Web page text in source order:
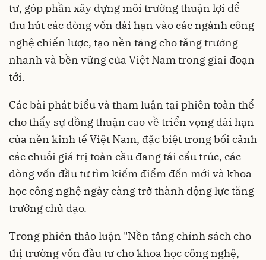
tư, góp phần xây dựng môi trường thuận lợi để
thu hút các dòng vốn dài hạn vào các ngành công
nghệ chiến lược, tạo nền tảng cho tăng trưởng
nhanh và bền vững của Việt Nam trong giai đoạn
tới.
Các bài phát biểu và tham luận tại phiên toàn thể
cho thấy sự đồng thuận cao về triển vọng dài hạn
của nền kinh tế Việt Nam, đặc biệt trong bối cảnh
các chuỗi giá trị toàn cầu đang tái cấu trúc, các
dòng vốn đầu tư tìm kiếm điểm đến mới và khoa
học công nghệ ngày càng trở thành động lực tăng
trưởng chủ đạo.
Trong phiên thảo luận "Nền tảng chính sách cho
thị trường vốn đầu tư cho khoa học công nghệ,